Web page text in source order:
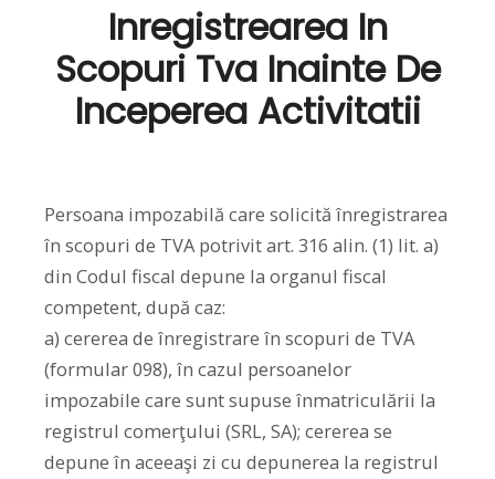
Inregistrearea In
Scopuri Tva Inainte De
Inceperea Activitatii
Persoana impozabilă care solicită înregistrarea
în scopuri de TVA potrivit art. 316 alin. (1) lit. a)
din Codul fiscal depune la organul fiscal
competent, după caz:
a) cererea de înregistrare în scopuri de TVA
(formular 098), în cazul persoanelor
impozabile care sunt supuse înmatriculării la
registrul comerţului (SRL, SA); cererea se
depune în aceeaşi zi cu depunerea la registrul